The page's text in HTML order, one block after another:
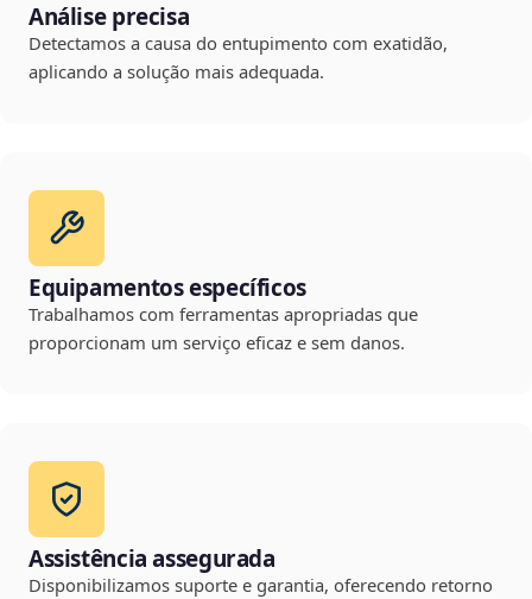
Análise precisa
Detectamos a causa do entupimento com exatidão,
aplicando a solução mais adequada.
Equipamentos específicos
Trabalhamos com ferramentas apropriadas que
proporcionam um serviço eficaz e sem danos.
Assistência assegurada
Disponibilizamos suporte e garantia, oferecendo retorno